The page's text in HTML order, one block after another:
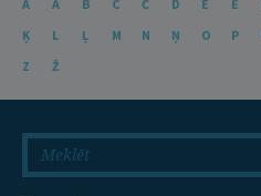
A Ā B C Č D E Ē
Ķ
L Ļ M N Ņ O P
Z
Ž